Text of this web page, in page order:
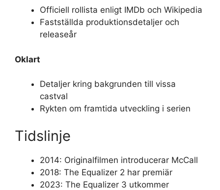
Officiell rollista enligt IMDb och Wikipedia
Fastställda produktionsdetaljer och
releaseår
Oklart
Detaljer kring bakgrunden till vissa
castval
Rykten om framtida utveckling i serien
Tidslinje
2014: Originalfilmen introducerar McCall
2018: The Equalizer 2 har premiär
2023: The Equalizer 3 utkommer